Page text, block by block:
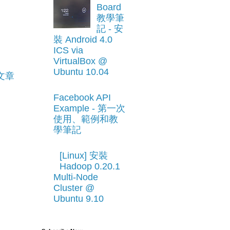
章
Board
教學筆
記 - 安
裝 Android 4.0
ICS via
VirtualBox @
Ubuntu 10.04
Facebook API
Example - 第一次
使用、範例和教
學筆記
[Linux] 安裝
Hadoop 0.20.1
Multi-Node
Cluster @
Ubuntu 9.10